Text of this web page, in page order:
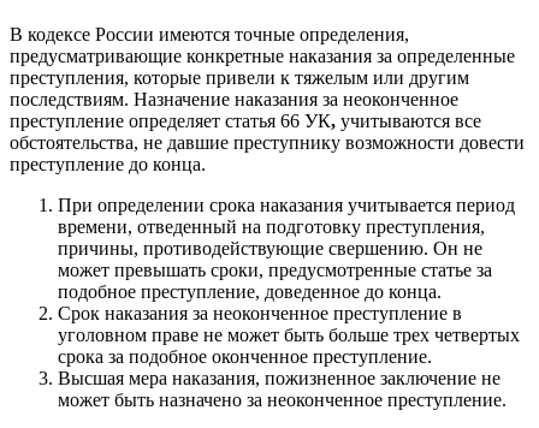
В кодексе России имеются точные определения,
предусматривающие конкретные наказания за определенные
преступления, которые привели к тяжелым или другим
последствиям. Назначение наказания за неоконченное
преступление определяет статья 66 УК, учитываются все
обстоятельства, не давшие преступнику возможности довести
преступление до конца.
При определении срока наказания учитывается период
времени, отведенный на подготовку преступления,
причины, противодействующие свершению. Он не
может превышать сроки, предусмотренные статье за
подобное преступление, доведенное до конца.
Срок наказания за неоконченное преступление в
уголовном праве не может быть больше трех четвертых
срока за подобное оконченное преступление.
Высшая мера наказания, пожизненное заключение не
может быть назначено за неоконченное преступление.